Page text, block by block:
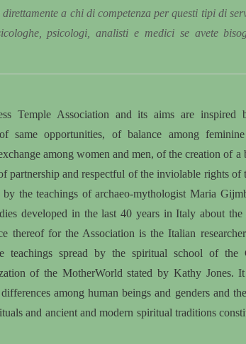
a chi di competenza per questi tipi di
psicologi, analisti e medici se avete
Temple Association and its aims are inspired
same opportunities, of balance among
among women and men, of the creation of a
partnership and respectful of the inviolable rights of
the teachings of archaeo-mythologist Maria
developed in the last 40 years in Italy about the
thereof for the Association is the Italian
teachings spread by the spiritual school of the
of the MotherWorld stated by Kathy Jones.
among human beings and genders and
and ancient and modern spiritual traditions